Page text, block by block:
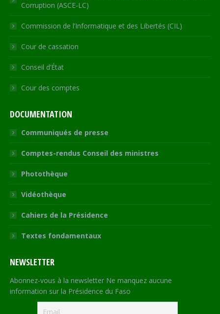
Corruption (ASCE-LC)
Commission de l’Informatique et des Libertés (CIL)
Cour de cassation
Conseil d’État
Cour des comptes
DOCUMENTATION
Communiqués de presse
Comptes-rendus Conseil des ministres
Photothèque
Vidéothèque
Cahiers de la Présidence
Textes fondamentaux
NEWSLETTER
Abonnez-vous à la newsletter Ne manquez aucune
information sur la Présidence du Faso